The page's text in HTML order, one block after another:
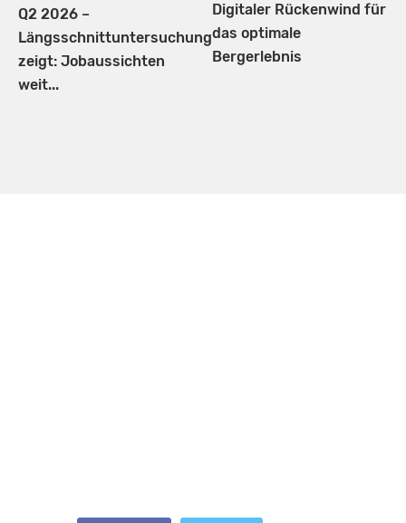
Q2 2026 –
Längsschnittuntersuchung
zeigt: Jobaussichten
weit...
Digitaler Rückenwind für
das optimale
Bergerlebnis